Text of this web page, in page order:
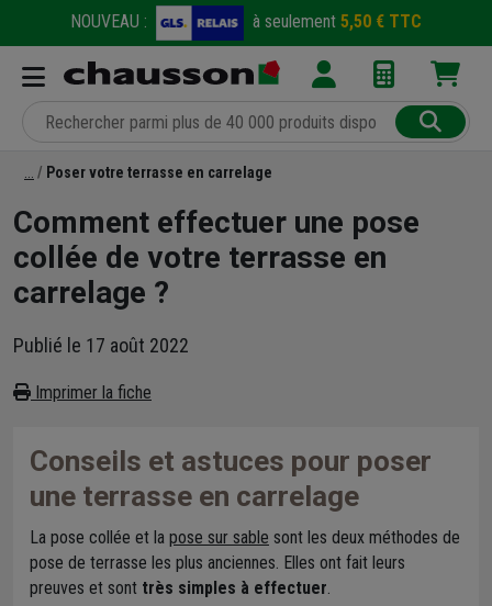
NOUVEAU : à seulement 5,50 € TTC
Poser votre terrasse en carrelage
Comment effectuer une pose
collée de votre terrasse en
carrelage ?
Publié le 17 août 2022
Imprimer la fiche
Conseils et astuces pour poser
une terrasse en carrelage
La pose collée et la pose sur sable sont les deux méthodes de
pose de terrasse les plus anciennes. Elles ont fait leurs
preuves et sont très simples à effectuer.